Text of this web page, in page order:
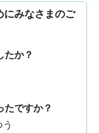
にみなさまのご
たか？
たですか？